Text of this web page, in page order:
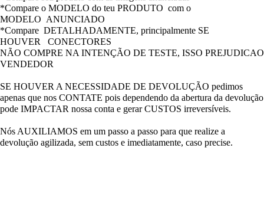
*Compare o MODELO do teu PRODUTO com o
MODELO ANUNCIADO
*Compare DETALHADAMENTE, principalmente SE
HOUVER CONECTORES
NÃO COMPRE NA INTENÇÃO DE TESTE, ISSO PREJUDICAO
VENDEDOR
SE HOUVER A NECESSIDADE DE DEVOLUÇÃO pedimos
apenas que nos CONTATE pois dependendo da abertura da devolução
pode IMPACTAR nossa conta e gerar CUSTOS irreversíveis.
Nós AUXILIAMOS em um passo a passo para que realize a
devolução agilizada, sem custos e imediatamente, caso precise.